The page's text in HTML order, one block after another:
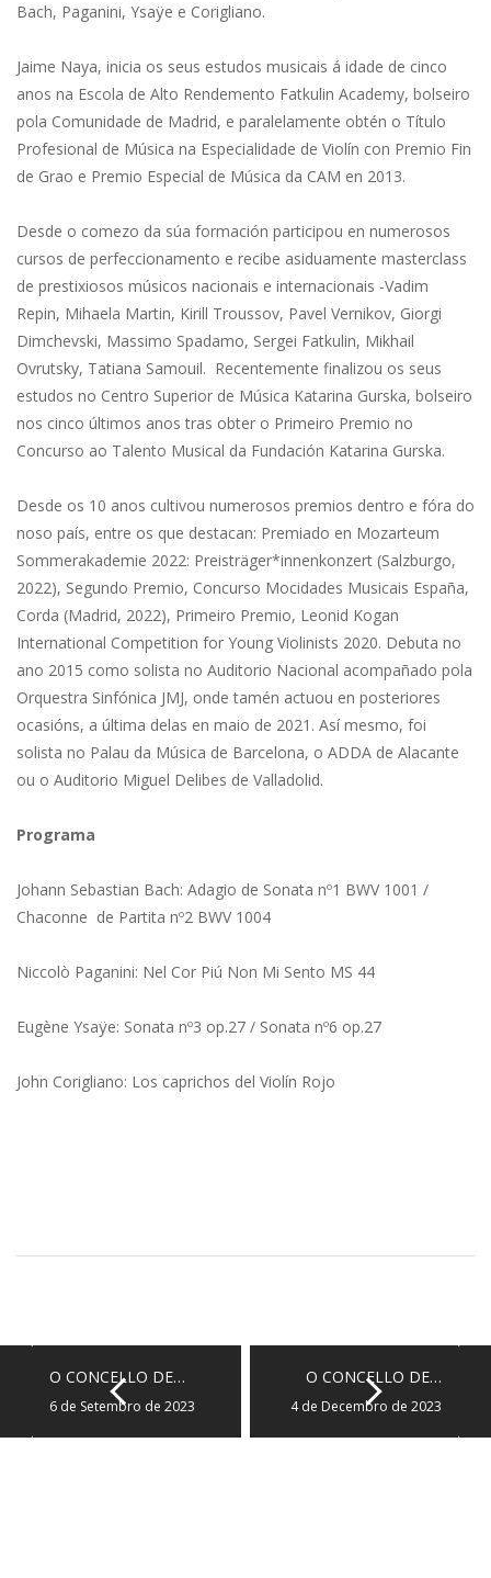
Bach, Paganini, Ysaÿe e Corigliano.
Jaime Naya, inicia os seus estudos musicais á idade de cinco
anos na Escola de Alto Rendemento Fatkulin Academy, bolseiro
pola Comunidade de Madrid, e paralelamente obtén o Título
Profesional de Música na Especialidade de Violín con Premio Fin
de Grao e Premio Especial de Música da CAM en 2013.
Desde o comezo da súa formación participou en numerosos
cursos de perfeccionamento e recibe asiduamente masterclass
de prestixiosos músicos nacionais e internacionais -Vadim
Repin, Mihaela Martin, Kirill Troussov, Pavel Vernikov, Giorgi
Dimchevski, Massimo Spadamo, Sergei Fatkulin, Mikhail
Ovrutsky, Tatiana Samouil. Recentemente finalizou os seus
estudos no Centro Superior de Música Katarina Gurska, bolseiro
nos cinco últimos anos tras obter o Primeiro Premio no
Concurso ao Talento Musical da Fundación Katarina Gurska.
Desde os 10 anos cultivou numerosos premios dentro e fóra do
noso país, entre os que destacan: Premiado en Mozarteum
Sommerakademie 2022: Preisträger*innenkonzert (Salzburgo,
2022), Segundo Premio, Concurso Mocidades Musicais España,
Corda (Madrid, 2022), Primeiro Premio, Leonid Kogan
International Competition for Young Violinists 2020. Debuta no
ano 2015 como solista no Auditorio Nacional acompañado pola
Orquestra Sinfónica JMJ, onde tamén actuou en posteriores
ocasións, a última delas en maio de 2021. Así mesmo, foi
solista no Palau da Música de Barcelona, o ADDA de Alacante
ou o Auditorio Miguel Delibes de Valladolid.
Programa
Johann Sebastian Bach: Adagio de Sonata nº1 BWV 1001 /
Chaconne de Partita nº2 BWV 1004
Niccolò Paganini: Nel Cor Piú Non Mi Sento MS 44
Eugène Ysaÿe: Sonata nº3 op.27 / Sonata nº6 op.27
John Corigliano: Los caprichos del Violín Rojo
O CONCELLO DE…
6 de Setembro de 2023
O CONCELLO DE…
4 de Decembro de 2023